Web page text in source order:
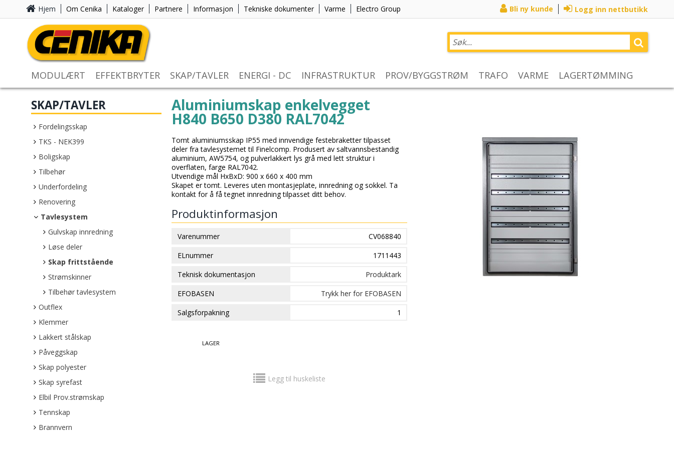
Hjem Om Cenika Kataloger Partnere Informasjon Tekniske dokumenter Varme Electro Group Bli ny kunde Logg inn nettbutikk
MODULÆRT EFFEKTBRYTER SKAP/TAVLER ENERGI - DC INFRASTRUKTUR PROV/BYGGSTRØM TRAFO VARME LAGERTØMMING
SKAP/TAVLER
Fordelingsskap
TKS - NEK399
Boligskap
Tilbehør
Underfordeling
Renovering
Tavlesystem
Gulvskap innredning
Løse deler
Skap frittstående
Strømskinner
Tilbehør tavlesystem
Outflex
Klemmer
Lakkert stålskap
Påveggskap
Skap polyester
Skap syrefast
Elbil Prov.strømskap
Tennskap
Brannvern
Aluminiumskap enkelvegget
H840 B650 D380 RAL7042
Tomt aluminiumsskap IP55 med innvendige festebraketter tilpasset
deler fra tavlesystemet til Finelcomp. Produsert av saltvannsbestandig
aluminium, AW5754, og pulverlakkert lys grå med lett struktur i
overflaten, farge RAL7042.
Utvendige mål HxBxD: 900 x 660 x 400 mm
Skapet er tomt. Leveres uten montasjeplate, innredning og sokkel. Ta
kontakt for å få tegnet innredning tilpasset ditt behov.
Produktinformasjon
Varenummer
CV068840
ELnummer
1711443
Teknisk dokumentasjon
Produktark
EFOBASEN
Trykk her for EFOBASEN
Salgsforpakning
1
LAGER
Legg til huskeliste